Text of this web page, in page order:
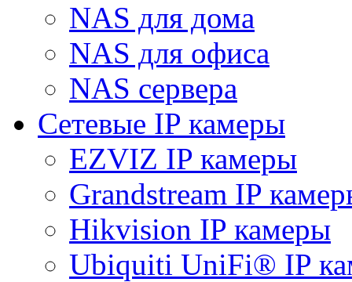
NAS для дома
NAS для офиса
NAS сервера
Сетевые IP камеры
EZVIZ IP камеры
Grandstream IP
Hikvision IP камеры
Ubiquiti UniFi® IP